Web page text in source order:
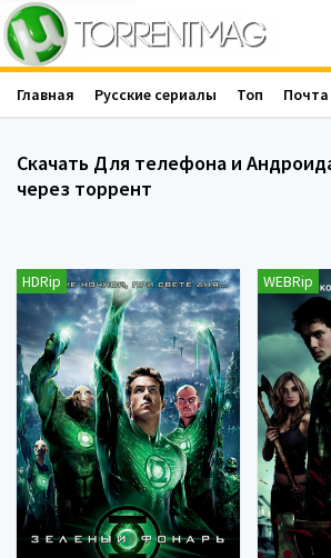
Скачать Для телефона и
через торрент
HDRip WEBRip
Главная Русские сериалы Топ Почта